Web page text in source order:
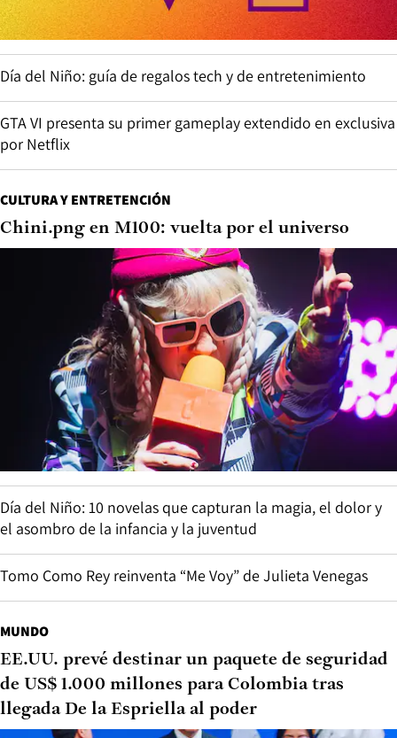
Día del Niño: guía de regalos tech y de entretenimiento
GTA VI presenta su primer gameplay extendido en exclusiva
por Netflix
CULTURA Y ENTRETENCIÓN
Chini.png en M100: vuelta por el universo
Día del Niño: 10 novelas que capturan la magia, el dolor y
el asombro de la infancia y la juventud
Tomo Como Rey reinventa “Me Voy” de Julieta Venegas
MUNDO
EE.UU. prevé destinar un paquete de seguridad
de US$ 1.000 millones para Colombia tras
llegada De la Espriella al poder